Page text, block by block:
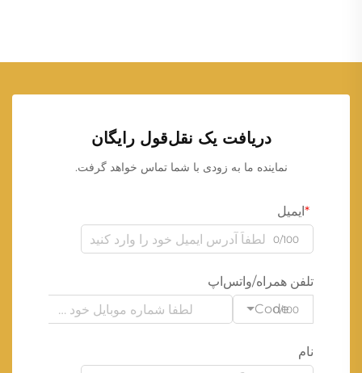
دریافت یک نقل‌قول رایگان
نماینده ما به زودی با شما تماس خواهد گرفت.
ایمیل
0/100
تلفن همراه/واتس‌اپ
Code
0/100
نام